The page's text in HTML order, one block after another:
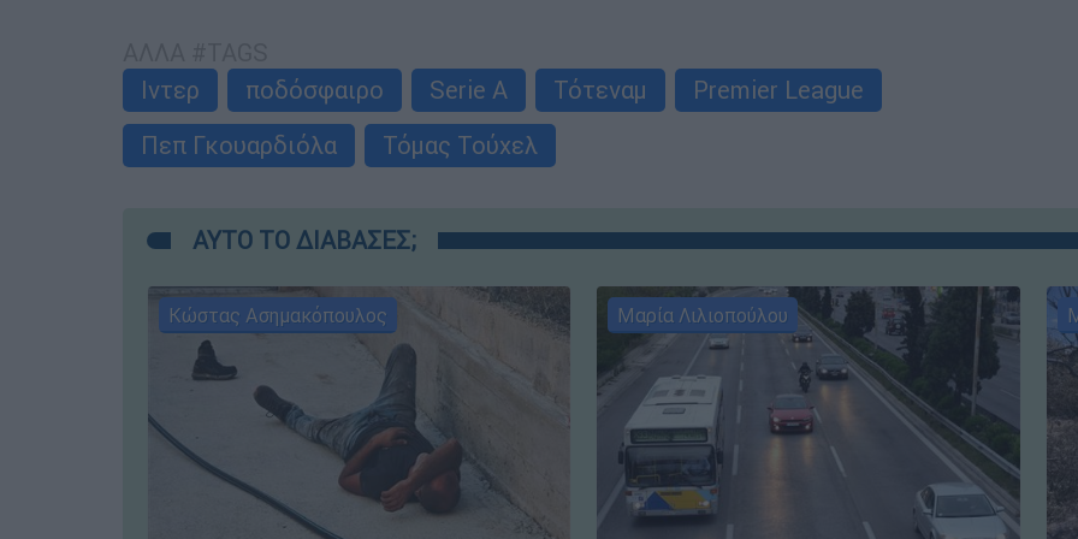
Ιντερ
ποδόσφαιρο Serie A Τότεναμ
Premier League
Πεπ Γκουαρδιόλα
Τόμας Τούχελ
ΑΥΤΟ ΤΟ ΔΙΑΒΑΣΕΣ;
Κώστας Ασημακόπουλος Μαρία Λιλιοπούλου